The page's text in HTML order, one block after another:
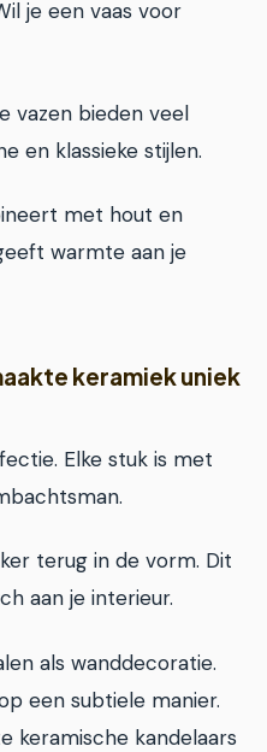
je een vaas voor
vazen bieden veel
en klassieke stijlen.
met hout en
warmte aan je
keramiek uniek
Elke stuk is met
terug in de vorm. Dit
aan je interieur.
als wanddecoratie.
een subtiele manier.
keramische kandelaars